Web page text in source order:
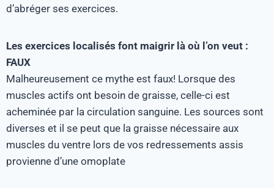
d’abréger ses exercices.
Les exercices localisés font maigrir là où l’on veut :
FAUX
Malheureusement ce mythe est faux! Lorsque des
muscles actifs ont besoin de graisse, celle-ci est
acheminée par la circulation sanguine. Les sources sont
diverses et il se peut que la graisse nécessaire aux
muscles du ventre lors de vos redressements assis
provienne d’une omoplate